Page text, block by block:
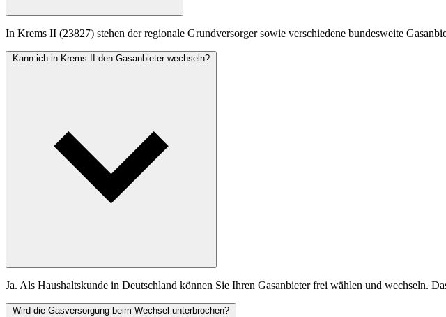
In Krems II (23827) stehen der regionale Grundversorger sowie verschiedene bundesweite
Kann ich in Krems II den Gasanbieter wechseln?
Ja. Als Haushaltskunde in Deutschland können Sie Ihren Gasanbieter frei wählen und wechseln.
Wird die Gasversorgung beim Wechsel unterbrochen?